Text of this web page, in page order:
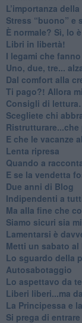
​L’importanza
​Stress “buono” e
​È normale? Sì, lo
​Libri in libertà!
​I legami che
Uno, due, tre...
​Dal comfort alla
​Ti pago?! Allora
​Consigli di
​Scegliete chi
​E che le vacanze
​Lenta ripresa
​Quando a
​E se la vendetta
​Due anni di Blog
​Indipendenti a
​Ma alla fine che
​Siamo sicuri sia
​Lamentarsi è
​Metti un sabato al
​Lo sguardo della
Autosabotaggio
​Lo aspettavo da
​Liberi liberi...ma
​La Principessa e
Si prega di